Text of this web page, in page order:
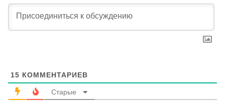
15 КОММЕНТАРИЕВ
Старые